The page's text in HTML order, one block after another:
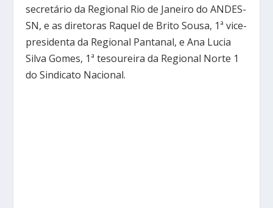
secretário da Regional Rio de Janeiro do ANDES-
SN, e as diretoras Raquel de Brito Sousa, 1ª vice-
presidenta da Regional Pantanal, e Ana Lucia
Silva Gomes, 1ª tesoureira da Regional Norte 1
do Sindicato Nacional.